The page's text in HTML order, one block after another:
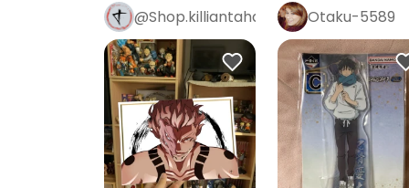
@Shop.killiantaha Otaku-5589